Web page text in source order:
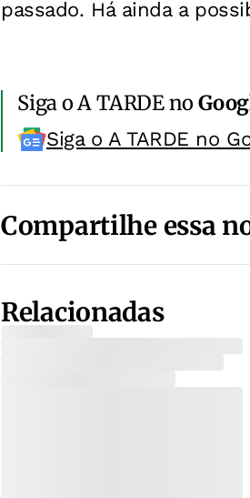
passado. Há ainda a
Siga o A TARDE no
Siga o A TARDE no
Compartilhe essa
Relacionadas